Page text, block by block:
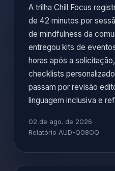
A trilha Chill Focus
de 42 minutos por
de mindfulness da
entregou kits de
horas após a
checklists
passam por revisão
linguagem inclusiva e
02 de ago. de 2026
Relatório AUD-Q08OQ